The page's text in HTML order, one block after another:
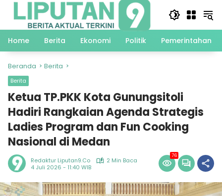
Langsung
Home
Berita Ekonomi Politik Pemerintahan
Beranda Berita
Berita
Ketua TP.PKK Kota Gunungsitoli
Hadiri Rangkaian Agenda Strategis
Ladies Program dan Fun Cooking
Nasional di Medan
Redaktur Liputan9.co
2 Min Baca
4 Juli 2026 - 11:40 WIB
76